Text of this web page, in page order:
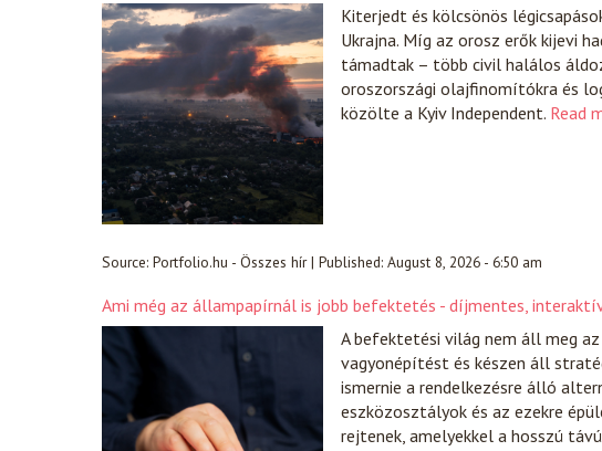
Kiterjedt és kölcsönös
Ukrajna. Míg az orosz erők kijevi
támadtak – több civil halálos
oroszországi olajfinomítókra és
közölte a Kyiv Independent. Read
Source: Portfolio.hu - Összes hír| Published: August 8, 2026 - 6:50 am
Ami még az állampapírnál is jobb befektetés - díjmentes,
A befektetési világ nem áll meg
vagyonépítést és készen áll
ismernie a rendelkezésre álló
eszközosztályok és az ezekre
rejtenek, amelyekkel a hosszú